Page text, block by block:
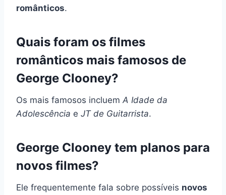
românticos.
Quais foram os filmes
românticos mais famosos de
George Clooney?
Os mais famosos incluem A Idade da
Adolescência e JT de Guitarrista.
George Clooney tem planos para
novos filmes?
Ele frequentemente fala sobre possíveis novos